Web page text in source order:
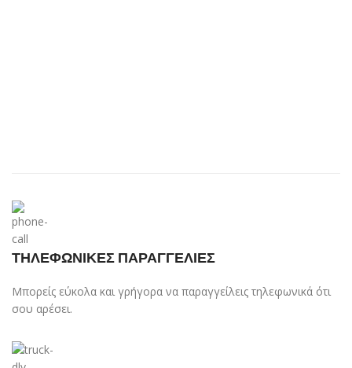
ΤΗΛΕΦΩΝΙΚΕΣ ΠΑΡΑΓΓΕΛΙΕΣ
Μπορείς εύκολα και γρήγορα να παραγγείλεις τηλεφωνικά ότι
σου αρέσει.